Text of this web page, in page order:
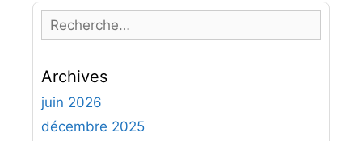
e
h
e
r
Archives
juin 2026
décembre 2025